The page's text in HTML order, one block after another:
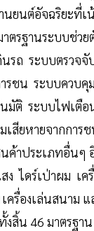
นยนต์อัจฉริยะที่
ตรฐานระบบช่วย
นรถ ระบบตรวจ
รชน ระบบควบคุ
มัติ ระบบไฟเตือ
เสียหายจากการ
ค้าประเภทอื่นๆ
ง ไดร์เป่าผม เค
ครื่องเล่นสนาม
สิ้น 46 มาตรฐา